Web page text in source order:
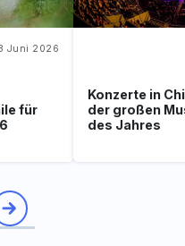
Juni 2026
für
Konzerte in
der großen
des Jahres